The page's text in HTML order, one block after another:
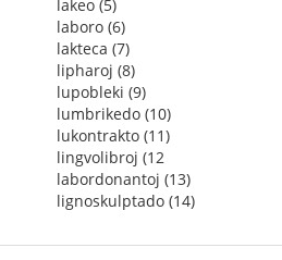
lakeo (5)
laboro (6)
lakteca (7)
lipharoj (8)
lupobleki (9)
lumbrikedo (10)
lukontrakto (11)
lingvolibroj (12
labordonantoj (13)
lignoskulptado (14)